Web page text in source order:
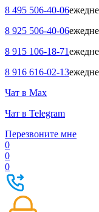
8 495 506-40-06
8 925 506-40-06
8 915 106-18-71
8 916 616-02-13
Чат в Max
Чат в Telegram
Перезвоните мне
0
0
0